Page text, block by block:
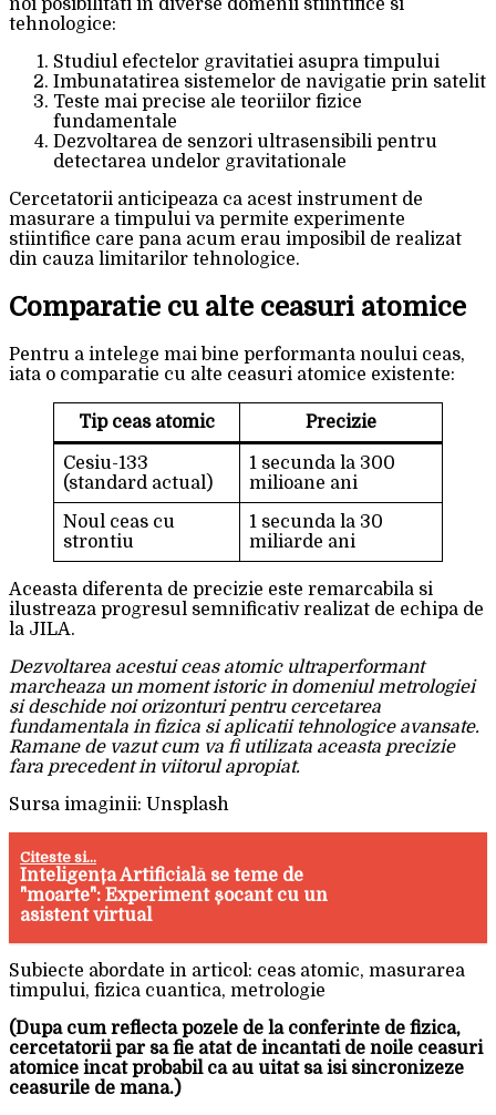
noi posibilitati in diverse domenii stiintifice si
tehnologice:
Studiul efectelor gravitatiei asupra timpului
Imbunatatirea sistemelor de navigatie prin satelit
Teste mai precise ale teoriilor fizice
fundamentale
Dezvoltarea de senzori ultrasensibili pentru
detectarea undelor gravitationale
Cercetatorii anticipeaza ca acest instrument de
masurare a timpului va permite experimente
stiintifice care pana acum erau imposibil de realizat
din cauza limitarilor tehnologice.
Comparatie cu alte ceasuri atomice
Pentru a intelege mai bine performanta noului ceas,
iata o comparatie cu alte ceasuri atomice existente:
Tip ceas atomic Precizie
Cesiu-133
(standard actual)
1 secunda la 300
milioane ani
Noul ceas cu
strontiu
1 secunda la 30
miliarde ani
Aceasta diferenta de precizie este remarcabila si
ilustreaza progresul semnificativ realizat de echipa de
la JILA.
Dezvoltarea acestui ceas atomic ultraperformant
marcheaza un moment istoric in domeniul metrologiei
si deschide noi orizonturi pentru cercetarea
fundamentala in fizica si aplicatii tehnologice avansate.
Ramane de vazut cum va fi utilizata aceasta precizie
fara precedent in viitorul apropiat.
Sursa imaginii: Unsplash
Citeste si...
Inteligența Artificială se teme de
"moarte": Experiment șocant cu un
asistent virtual
Subiecte abordate in articol: ceas atomic, masurarea
timpului, fizica cuantica, metrologie
(Dupa cum reflecta pozele de la conferinte de fizica,
cercetatorii par sa fie atat de incantati de noile ceasuri
atomice incat probabil ca au uitat sa isi sincronizeze
ceasurile de mana.)